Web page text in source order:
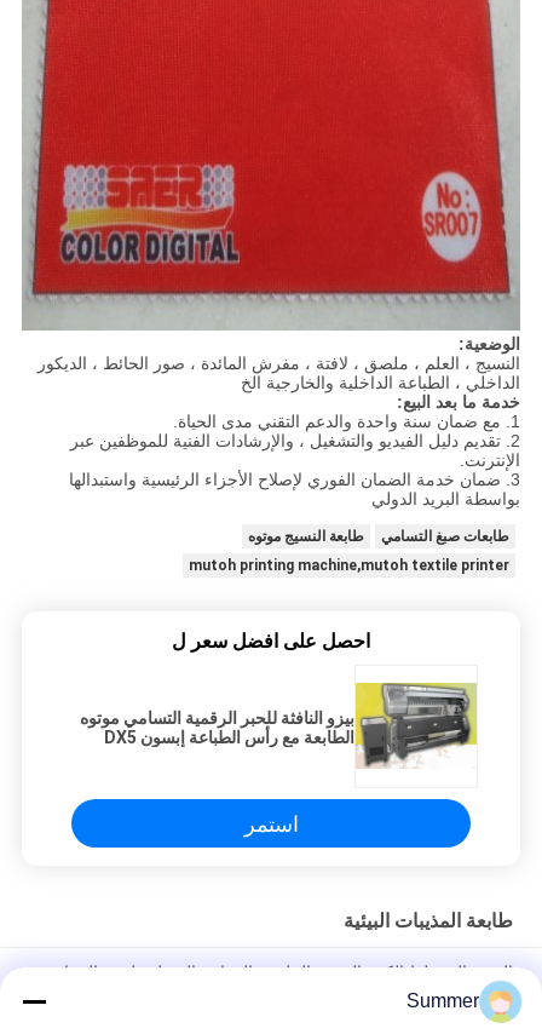
الوضعية:
النسيج ، العلم ، ملصق ، لافتة ، مفرش المائدة ، صور الحائط ، الديكور
الداخلي ، الطباعة الداخلية والخارجية الخ
خدمة ما بعد البيع:
1. مع ضمان سنة واحدة والدعم التقني مدى الحياة.
2. تقديم دليل الفيديو والتشغيل ، والإرشادات الفنية للموظفين عبر
الإنترنت.
3. ضمان خدمة الضمان الفوري لإصلاح الأجزاء الرئيسية واستبدالها
بواسطة البريد الدولي
طابعات صبغ التسامي
طابعة النسيج موتوه
mutoh printing machine,mutoh textile printer
احصل على افضل سعر ل
بيزو النافثة للحبر الرقمية التسامي موتوه
الطابعة مع رأس الطباعة إبسون DX5
استمر
طابعة المذيبات البيئية
الصين المخطط الكبير الصيغة الملصق القماش الفينيل ملصق السيارة
الطابعة المذيب البيئي
Summer